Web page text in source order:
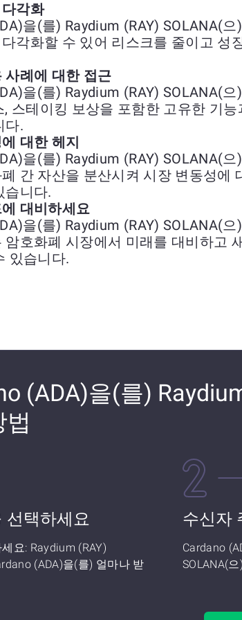
각화
을(를) Raydium (RAY) SOLANA(
각화할 수 있어 리스크를 줄이고 성
사례에 대한 접근
을(를) Raydium (RAY) SOLANA(
, 스테이킹 보상을 포함한 고유한 기
다.
대한 헤지
을(를) Raydium (RAY) SOLANA(
간 자산을 분산시켜 시장 변동성에
습니다.
대비하세요
을(를) Raydium (RAY) SOLANA(
암호화폐 시장에서 미래를 대비하고
있습니다.
(ADA)을(를)
선택하세요
요: Raydium (RAY)
(ADA)을(를) 얼마나 받
수신자
Cardano
SOLANA(